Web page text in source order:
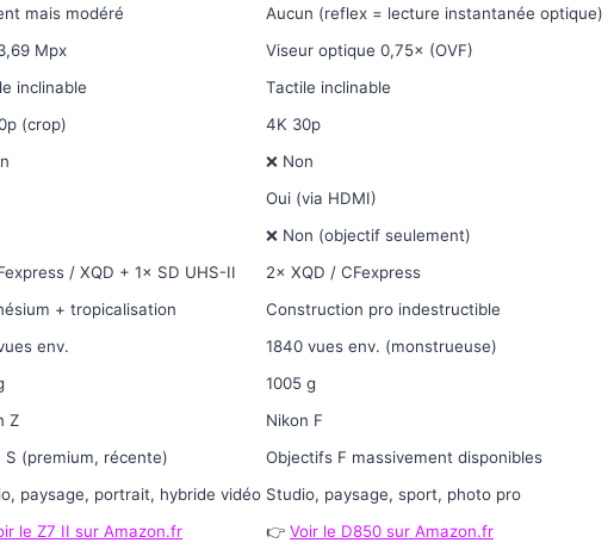
mais modéré
Aucun (reflex = lecture instantanée optique)
Mpx
Viseur optique 0,75× (OVF)
inclinable
Tactile inclinable
(crop)
4K 30p
❌ Non
Oui (via HDMI)
❌ Non (objectif seulement)
/ XQD + 1× SD UHS-II
2× XQD / CFexpress
+ tropicalisation
Construction pro indestructible
env.
1840 vues env. (monstrueuse)
1005 g
Z
Nikon F
S (premium, récente)
Objectifs F massivement disponibles
paysage, portrait, hybride vidéo Studio, paysage, sport, photo pro
le Z7 II sur Amazon.fr 👉 Voir le D850 sur Amazon.fr